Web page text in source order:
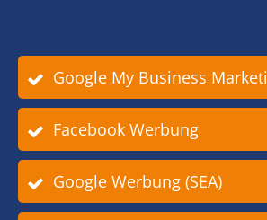
Google My Business
Facebook Werbung
Google Werbung (SEA)